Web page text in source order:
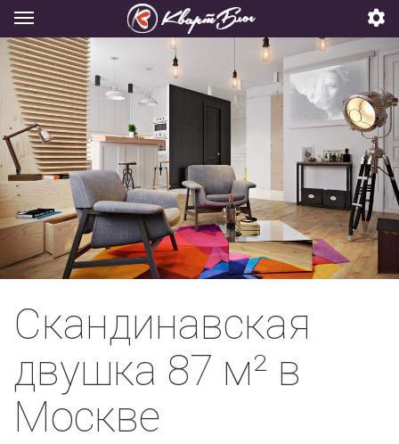
Скандинавская
двушка 87 м² в
Москве